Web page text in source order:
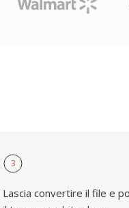
3
Lascia convertire il file e